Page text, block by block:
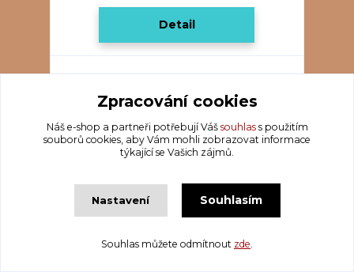
Detail
Zpracování cookies
Náš e-shop a partneři potřebují Váš souhlass použitím
souborů cookies, aby Vám mohli zobrazovat informace
týkající se Vašich zájmů.
Nastavení Souhlasím
Souhlas můžete odmítnout zde